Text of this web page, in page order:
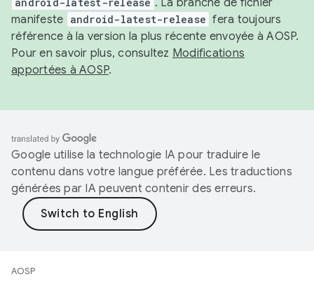
. La branche de fichier
manifeste android-latest-release fera toujours
référence à la version la plus récente envoyée à AOSP.
Pour en savoir plus, consultez Modifications
apportées à AOSP.
Google utilise la technologie IA pour traduire le
contenu dans votre langue préférée. Les traductions
générées par IA peuvent contenir des erreurs.
AOSP